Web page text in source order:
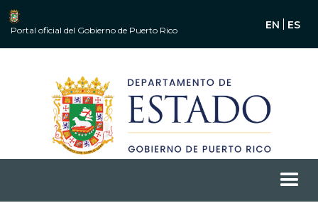
Portal oficial del Gobierno de Puerto Rico EN ES